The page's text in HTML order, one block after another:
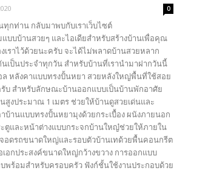
0
กท่าน กลับมาพบกับเราเว็บไซต์
บบบ้านสวยๆ และไอเดียสำหรับสร้างบ้านเพื่อคุณ
เราไว้ด้วยนะครับ จะได้ไม่พลาดบ้านสวยหลาก
เป็นประจำทุกวัน สำหรับบ้านที่เรานำมาฝากวันนี้
ล หลังคาแบบทรงปั้นหยา สวยหลังใหญ่พื้นที่ใช้สอย
รับ สำหรับลักษณะบ้านออกแบบเป็นบ้านพักอาศัย
งประมาณ 1 เมตร ช่วยให้บ้านดูสวยเด่นและ
บ้านแบบทรงปั้นหยามุงด้วยกระเบื้อง ผนังภายนอก
ตูและหน้าต่างแบบกระจกบ้านใหญ๋ช่วยให้ภายใน
อดรถขนาดใหญ่และรอบตัวบ้านเทด้วยพื้นคอนกรีต
อกประสงค์ขนาดใหญ่กว้างขวาง การออกแบบ
พร้อมสำหรับครอบครัว ฟังก์ชั้นใช้งานประกอบด้วย